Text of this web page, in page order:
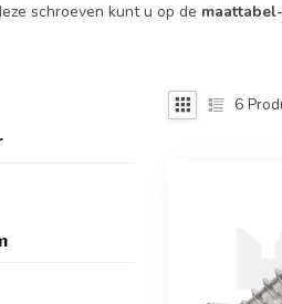
schroeven kunt u op de
6